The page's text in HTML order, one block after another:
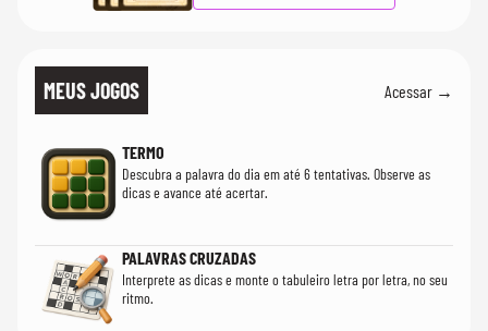
MEUS JOGOS Acessar →
TERMO
Descubra a palavra do dia em até 6 tentativas. Observe as
dicas e avance até acertar.
PALAVRAS CRUZADAS
Interprete as dicas e monte o tabuleiro letra por letra, no seu
ritmo.